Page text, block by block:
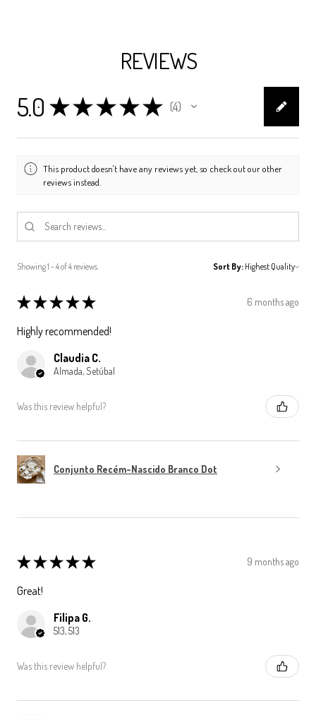
REVIEWS
5.0 ★★★★★ 4
4
This product doesn't have any reviews yet, so check out our other
reviews instead.
Showing 1 - 4 of 4 reviews. Sort By:
★★★★★ 6 months ago
Highly recommended!
Claudia C.
Almada, Setúbal
Was this review helpful?
Conjunto Recém-Nascido Branco Dot
★★★★★ 9 months ago
Great!
Filipa G.
513, 513
Was this review helpful?